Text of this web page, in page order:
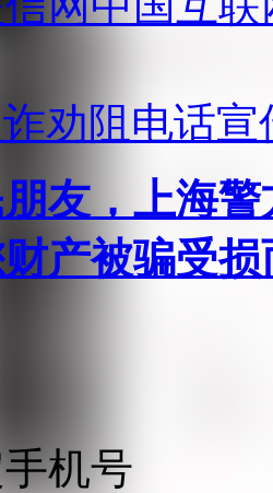
劝阻电话宣
友，上海
产被骗受
机号